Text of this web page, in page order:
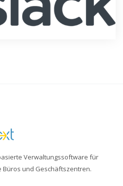
Verwaltungssoftware für
und Geschäftszentren.